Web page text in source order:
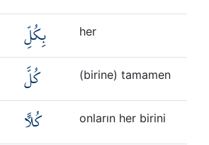
بِكُلِّ her
كُلَّ (birine) tamamen
كُلًّا onların her birini